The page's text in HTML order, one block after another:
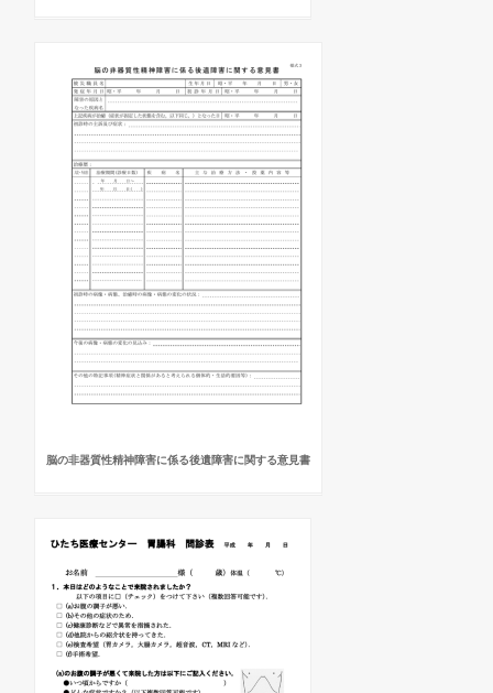
脳の非器質性精神障害に係る後遺障害に関する意見書